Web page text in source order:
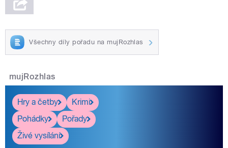
Všechny díly pořadu na mujRozhlas
mujRozhlas
Hry a četby
Krimi
Pohádky
Pořady
Živé vysílání